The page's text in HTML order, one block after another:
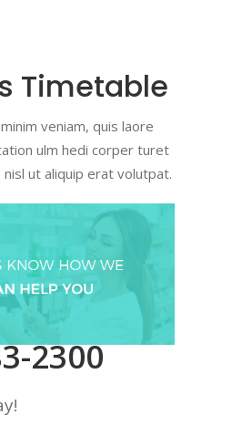
Timetable
veniam, quis laore
ulm hedi corper turet
ut aliquip erat volutpat.
2300